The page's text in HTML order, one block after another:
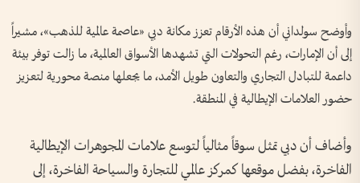
وأوضح سولداني أن هذه الأرقام تعزز مكانة دبي «عاصمة عالمية للذهب»، مشيراً
إلى أن الإمارات، رغم التحولات التي تشهدها الأسواق العالمية، ما زالت توفر بيئة
داعمة للتبادل التجاري والتعاون طويل الأمد، ما يجعلها منصة محورية لتعزيز
حضور العلامات الإيطالية في المنطقة.
وأضاف أن دبي تمثل سوقاً مثالياً لتوسع علامات المجوهرات الإيطالية
الفاخرة، بفضل موقعها كمركز عالمي للتجارة والسياحة الفاخرة، إلى